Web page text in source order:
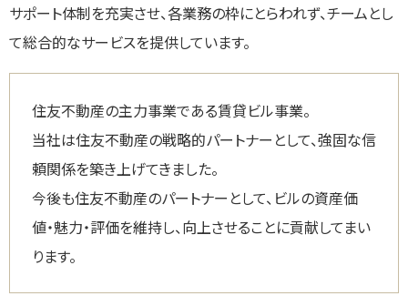
サポート体制を充実させ、各業務の枠にとらわれず、チームとし
て総合的なサービスを提供しています。
住友不動産の主力事業である賃貸ビル事業。
当社は住友不動産の戦略的パートナーとして、強固な信
頼関係を築き上げてきました。
今後も住友不動産のパートナーとして、ビルの資産価
値・魅力・評価を維持し、向上させることに貢献してまい
ります。